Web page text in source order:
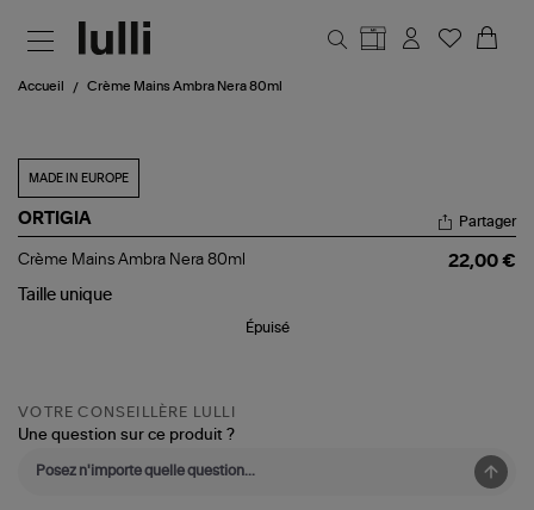
Accueil Crème Mains Ambra Nera 80ml
MADE IN EUROPE
ORTIGIA
Crème
Ambra
Partager
Crème Mains Ambra Nera 80ml
22,00 €
Taille unique
Épuisé
VOTRE CONSEILLÈRE LULLI
Une question sur ce produit ?